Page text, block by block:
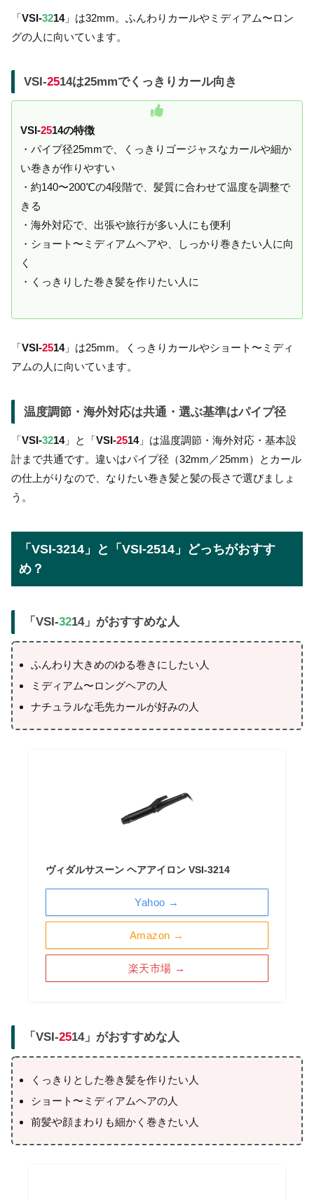
「VSI-3214」は32mm。ふんわりカールやミディアム〜ロン
グの人に向いています。
VSI-2514は25mmでくっきりカール向き
VSI-2514の特徴
・パイプ径25mmで、くっきりゴージャスなカールや細か
い巻きが作りやすい
・約140〜200℃の4段階で、髪質に合わせて温度を調整で
きる
・海外対応で、出張や旅行が多い人にも便利
・ショート〜ミディアムヘアや、しっかり巻きたい人に向
く
・くっきりした巻き髪を作りたい人に
「 VSI-2514」は25mm。くっきりカールやショート〜ミディ
アムの人に向いています。
温度調節・海外対応は共通・選ぶ基準はパイプ径
「VSI-3214」と「VSI-2514」は温度調節・海外対応・基本設
計まで共通です。違いはパイプ径（32mm／25mm）とカール
の仕上がりなので、なりたい巻き髪と髪の長さで選びましょ
う。
「VSI-3214」と「VSI-2514」どっちがおすす
め？
「VSI-3214」がおすすめな人
ふんわり大きめのゆる巻きにしたい人
ミディアム〜ロングヘアの人
ナチュラルな毛先カールが好みの人
ヴィダルサスーン ヘアアイロン VSI-3214
Amazon →
楽天市場 →
Yahoo →
「VSI-2514」がおすすめな人
くっきりとした巻き髪を作りたい人
ショート〜ミディアムヘアの人
前髪や顔まわりも細かく巻きたい人